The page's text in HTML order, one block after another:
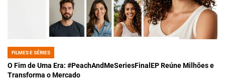
POSTED
IN
FILMES E SÉRIES
O Fim de Uma Era: #PeachAndMeSeriesFinalEP Reúne Milhões e
Transforma o Mercado